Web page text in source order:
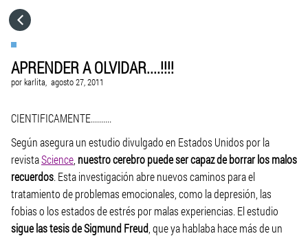
APRENDER A OLVIDAR....!!!!
porkarlita, agosto 27, 2011
CIENTIFICAMENTE..........
Según asegura un estudio divulgado en Estados Unidos por la
revistaScience nuestro cerebro puede ser capaz de borrar los malos
recuerdos. Esta investigación abre nuevos caminos para el
tratamiento de problemas emocionales, como la depresión, las
fobias o los estados de estrés por malas experiencias. El estudio
sigue las tesis de Sigmund Freud , que ya hablaba hace más de un
CATEGORÍAS
VISITA EL SITIO WEB